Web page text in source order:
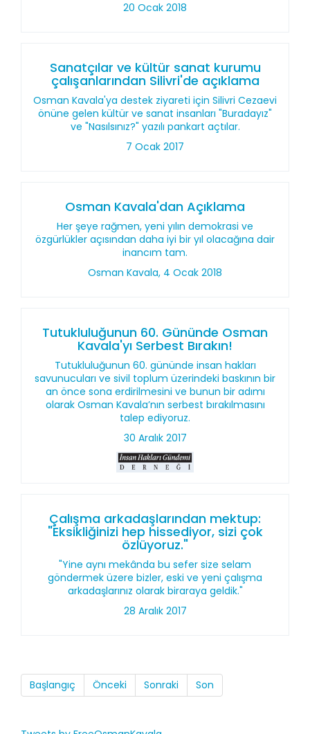
20 Ocak 2018
Sanatçılar ve kültür sanat kurumu
çalışanlarından Silivri'de açıklama
Osman Kavala'ya destek ziyareti için Silivri Cezaevi
önüne gelen kültür ve sanat insanları "Buradayız"
ve "Nasılsınız?" yazılı pankart açtılar.
7 Ocak 2017
Osman Kavala'dan Açıklama
Her şeye rağmen, yeni yılın demokrasi ve
özgürlükler açısından daha iyi bir yıl olacağına dair
inancım tam.
Osman Kavala, 4 Ocak 2018
Tutukluluğunun 60. Gününde Osman
Kavala'yı Serbest Bırakın!
Tutukluluğunun 60. gününde insan hakları
savunucuları ve sivil toplum üzerindeki baskının bir
an önce sona erdirilmesini ve bunun bir adımı
olarak Osman Kavala’nın serbest bırakılmasını
talep ediyoruz.
30 Aralık 2017
Çalışma arkadaşlarından mektup:
"Eksikliğinizi hep hissediyor, sizi çok
özlüyoruz."
"Yine aynı mekânda bu sefer size selam
göndermek üzere bizler, eski ve yeni çalışma
arkadaşlarınız olarak biraraya geldik."
28 Aralık 2017
Başlangıç Önceki Sonraki Son